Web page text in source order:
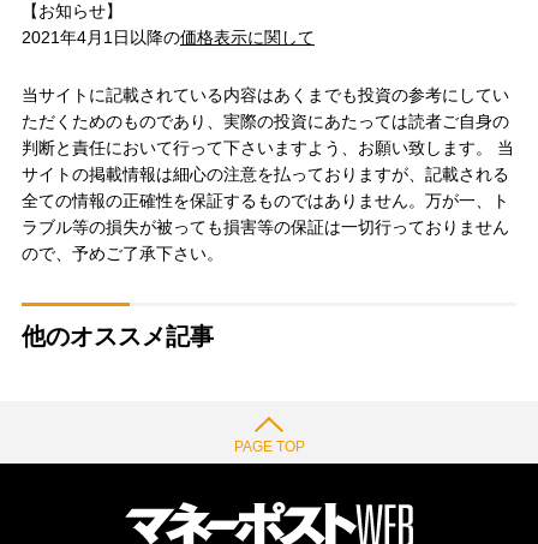
【お知らせ】
2021年4月1日以降の価格表示に関して
当サイトに記載されている内容はあくまでも投資の参考にしてい
ただくためのものであり、実際の投資にあたっては読者ご自身の
判断と責任において行って下さいますよう、お願い致します。 当
サイトの掲載情報は細心の注意を払っておりますが、記載される
全ての情報の正確性を保証するものではありません。万が一、ト
ラブル等の損失が被っても損害等の保証は一切行っておりません
ので、予めご了承下さい。
他のオススメ記事
PAGE TOP